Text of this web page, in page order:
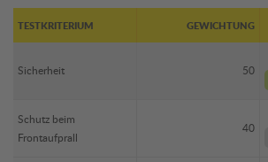
TESTKRITERIUM GEWICHTUNG
Sicherheit 50
Schutz beim
Frontaufprall
40